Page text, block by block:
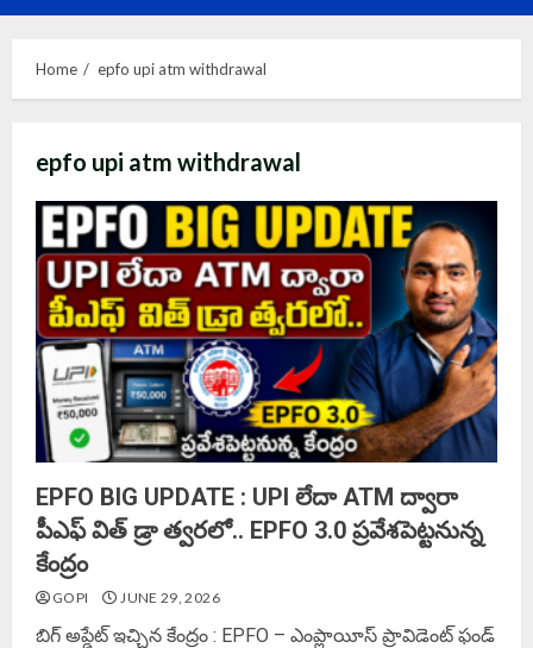
Menu
Home epfo upi atm withdrawal
epfo upi atm withdrawal
EPFO BIG UPDATE : UPI లేదా ATM ద్వారా
పీఎఫ్ విత్ డ్రా త్వరలో.. EPFO 3.0 ప్రవేశపెట్టనున్న
కేంద్రం
GOPI JUNE 29, 2026
బిగ్ అప్డేట్ ఇచ్చిన కేంద్రం : EPFO – ఎంప్లాయీస్ ప్రావిడెంట్ ఫండ్